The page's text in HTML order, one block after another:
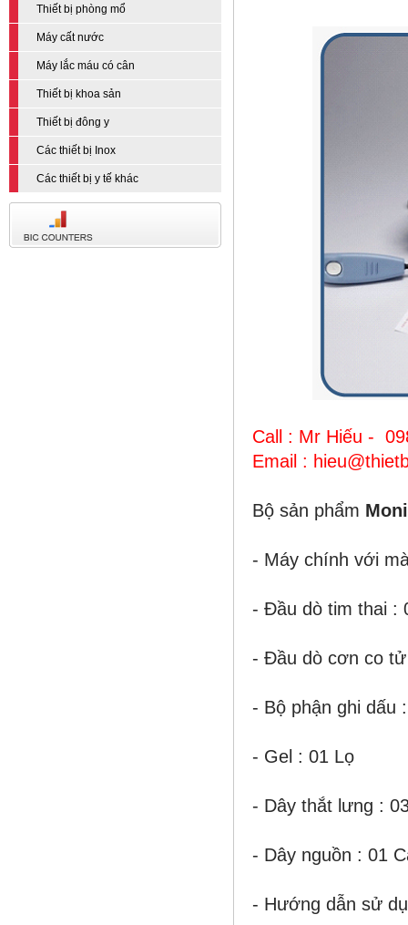
Thiết bị phòng mổ
Máy cất nước
Máy lắc máu có cân
Thiết bị khoa sản
Thiết bị đông y
Các thiết bị Inox
Các thiết bị y tế khác
Call : Mr Hiếu -
Email :
Bộ sản phẩm
- Máy chính với
- Đầu dò tim thai :
- Đầu dò cơn co
- Bộ phận ghi dấu
- Gel : 01 Lọ
- Dây thắt lưng :
- Dây nguồn : 01
- Hướng dẫn sử